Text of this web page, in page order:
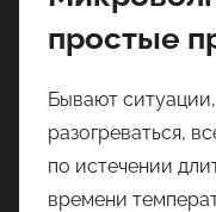
простые
Бывают
разогреваться,
по истечении
времени